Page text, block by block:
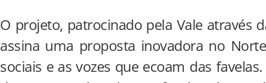
O projeto, patrocinado pela Vale através
assina uma proposta inovadora no
sociais e as vozes que ecoam das